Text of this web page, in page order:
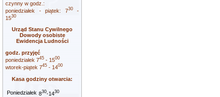
czynny w godz.:
poniedziałek - piątek: 730-
1530
Urząd Stanu Cywilnego
Dowody osobiste
Ewidencja Ludności
godz. przyjęć
poniedziałek 745 - 1500
wtorek-piątek 745 - 1400
Kasa godziny otwarcia:
Poniedziałek 830-1430